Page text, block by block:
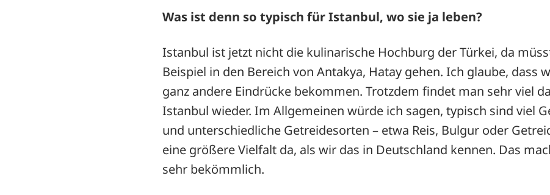
Was ist denn so typisch für Istanbul, wo sie ja leben?
Istanbul ist jetzt nicht die kulinarische Hochburg der Türkei, da
Beispiel in den Bereich von Antakya, Hatay gehen. Ich glaube, dass
ganz andere Eindrücke bekommen. Trotzdem findet man sehr viel
Istanbul wieder. Im Allgemeinen würde ich sagen, typisch sind viel
und unterschiedliche Getreidesorten – etwa Reis, Bulgur oder
eine größere Vielfalt da, als wir das in Deutschland kennen. Das
sehr bekömmlich.